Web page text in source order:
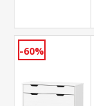
-60%